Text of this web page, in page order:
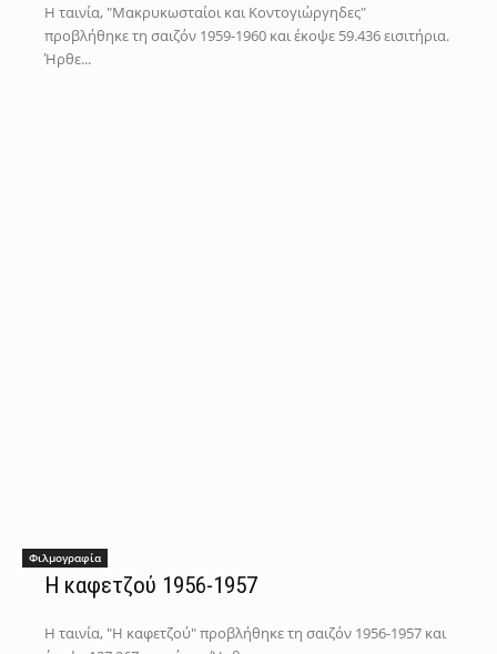
Η ταινία, "Μακρυκωσταίοι και Κοντογιώργηδες"
προβλήθηκε τη σαιζόν 1959-1960 και έκοψε 59.436 εισιτήρια.
Ήρθε...
Φιλμογραφία
Η καφετζού 1956-1957
Η ταινία, "Η καφετζού" προβλήθηκε τη σαιζόν 1956-1957 και